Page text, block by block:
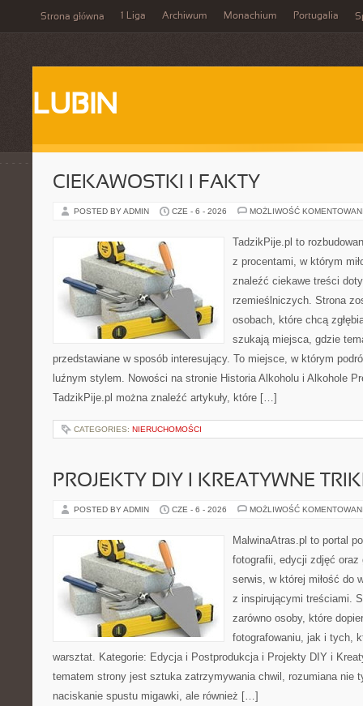
Strona główna 1 Liga Archiwum Monachium Portugalia
LUBIN
CIEKAWOSTKI I FAKTY
POSTED BY ADMIN CZE - 6 - 2026 MOŻLIWOŚĆ
TadzikPije.pl to
z procentami, w którym
znaleźć ciekawe treści
rzemieślniczych. Strona
osobach, które chcą
szukają miejsca, gdzie
przedstawiane w sposób interesujący. To miejsce, w którym
luźnym stylem. Nowości na stronie Historia Alkoholu i Alkohole
TadzikPije.pl można znaleźć artykuły, które […]
CATEGORIES: NIERUCHOMOŚCI
PROJEKTY DIY I KREATYWNE
POSTED BY ADMIN CZE - 6 - 2026 MOŻLIWOŚĆ
MalwinaAtras.pl to portal
fotografii, edycji zdjęć oraz
serwis, w której miłość do
z inspirującymi treściami.
zarówno osoby, które
fotografowaniu, jak i tych,
warsztat. Kategorie: Edycja i Postprodukcja i Projekty DIY i
tematem strony jest sztuka zatrzymywania chwil, rozumiana nie
naciskanie spustu migawki, ale również […]